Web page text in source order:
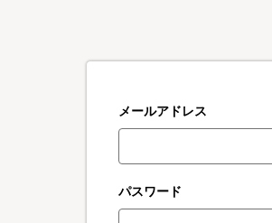
メールアドレス
パスワード